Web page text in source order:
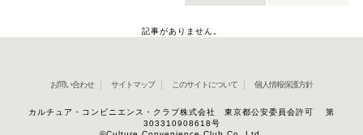
記事がありません。
お問い合わせ サイトマップ このサイトについて 個人情報保護方針
カルチュア・コンビニエンス・クラブ株式会社 東京都公安委員会許可 第
303310908618号